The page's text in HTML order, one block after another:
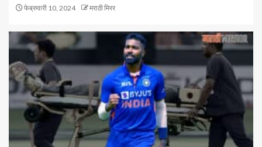
फेब्रुवारी 10, 2024 मराठी मिरर